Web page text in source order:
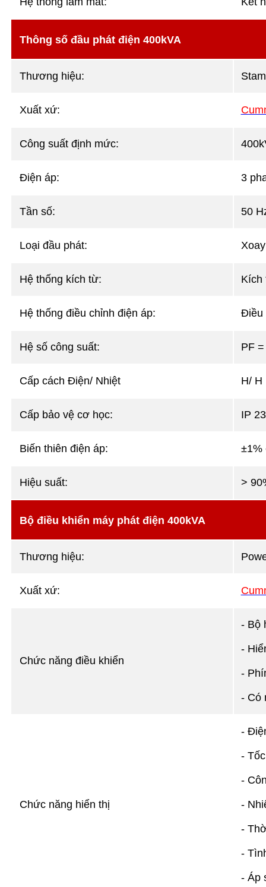
Thông số đầu phát điện 400kVA
Thương hiệu:
Xuất xứ:
Công suất định mức:
Điện áp: 3
Tần số: 50
Loại đầu phát:
Hệ thống kích từ: Kích
Hệ thống điều chỉnh điện áp: Điều
Hệ số công suất: PF
Cấp cách Điện/ Nhiệt H/ H
Cấp bảo vệ cơ học: IP 23
Biến thiên điện áp: ±1%
Hiệu suất: >
Bộ điều khiển máy phát điện 400kVA
Thương hiệu:
Xuất xứ:
Chức năng điều khiển
- Bộ
-
-
- Có
Chức năng hiển thị
-
-
-
-
-
-
- Áp